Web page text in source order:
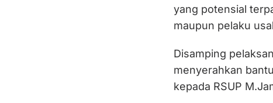
yang potensial
maupun pelaku
Disamping
menyerahkan
kepada RSUP